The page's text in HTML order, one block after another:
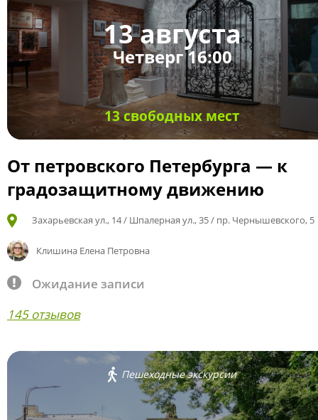
13 августа
Четверг 16:00
13 свободных мест
От петровского Петербурга — к
градозащитному движению
Захарьевская ул., 14 / Шпалерная ул., 35 / пр. Чернышевского, 5
Клишина Елена Петровна
Ожидание записи
145 отзывов
Пешеходные экскурсии